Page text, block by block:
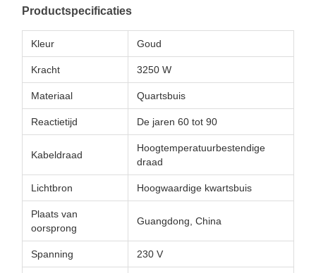
Productspecificaties
Kleur Goud
Kracht 3250 W
Materiaal Quartsbuis
Reactietijd De jaren 60 tot 90
Kabeldraad
Hoogtemperatuurbestendige
draad
Lichtbron Hoogwaardige kwartsbuis
Plaats van
oorsprong
Guangdong, China
Spanning 230 V